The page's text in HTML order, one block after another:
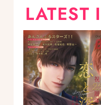
LATEST